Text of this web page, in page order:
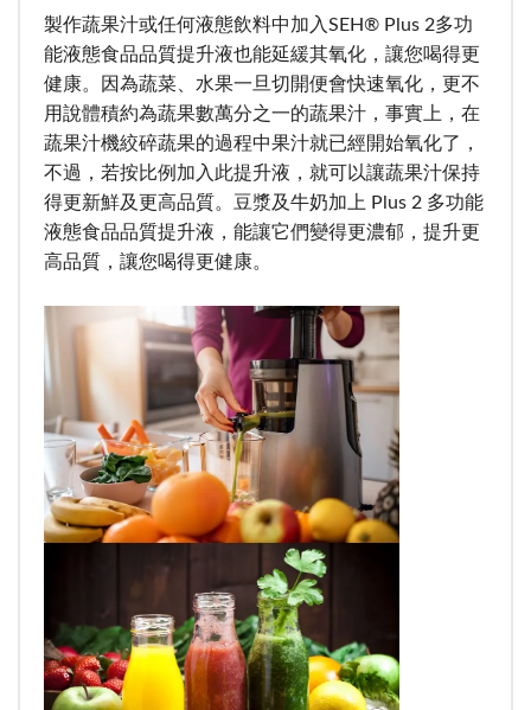
製作蔬果汁或任何液態飲料中加入SEH® Plus 2多功
能液態食品品質提升液也能延緩其氧化，讓您喝得更
健康。因為蔬菜、水果一旦切開便會快速氧化，更不
用說體積約為蔬果數萬分之一的蔬果汁，事實上，在
蔬果汁機絞碎蔬果的過程中果汁就已經開始氧化了，
不過，若按比例加入此提升液，就可以讓蔬果汁保持
得更新鮮及更高品質。豆漿及牛奶加上 Plus 2 多功能
液態食品品質提升液，能讓它們變得更濃郁，提升更
高品質，讓您喝得更健康。